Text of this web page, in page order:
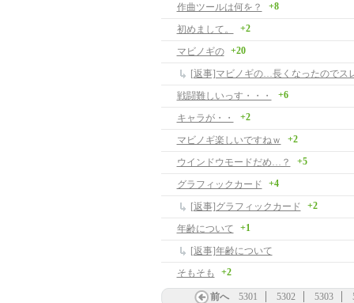
作曲ツールは何を？ +8
初めまして。 +2
マビノギの +20
[返事]マビノギの…長くなったのでス
戦闘難しいっす・・・
+6
キャラが・・ +2
マビノギ楽しいですねｗ +2
ウインドウモードだめ…？ +5
グラフィックカード +4
[返事]グラフィックカード +2
年齢について +1
[返事]年齢について
そもそも
+2
前へ 5301 5302 5303